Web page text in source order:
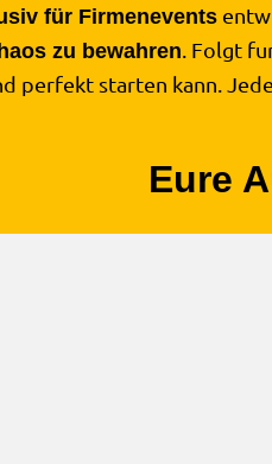
für Firmenevents
zu bewahren . Folgt
perfekt starten kann.
Eure